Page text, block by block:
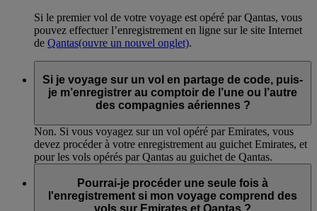
Si le premier vol de votre voyage est opéré par Qantas, vous
pouvez effectuer l’enregistrement en ligne sur le site Internet
de Qantas(ouvre un nouvel onglet).
Si je voyage sur un vol en partage de code, puis-
je m’enregistrer au comptoir de l’une ou l’autre
des compagnies aériennes ?
Non. Si vous voyagez sur un vol opéré par Emirates, vous
devez procéder à votre enregistrement au guichet Emirates, et
pour les vols opérés par Qantas au guichet de Qantas.
Pourrai-je procéder une seule fois à
l'enregistrement si mon voyage comprend des
vols sur Emirates et Qantas ?